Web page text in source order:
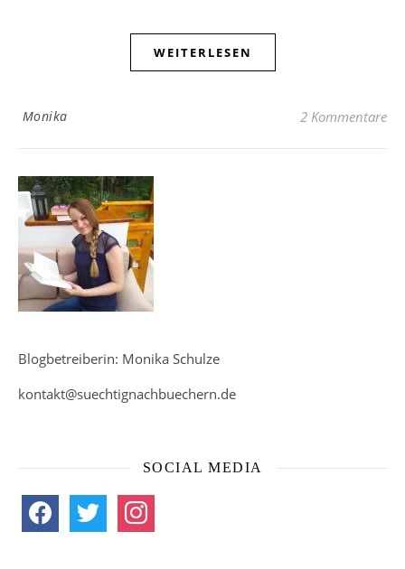
WEITERLESEN
Monika 2 Kommentare
Blogbetreiberin: Monika Schulze
kontakt@suechtignachbuechern.de
SOCIAL MEDIA
facebook twitter instagram